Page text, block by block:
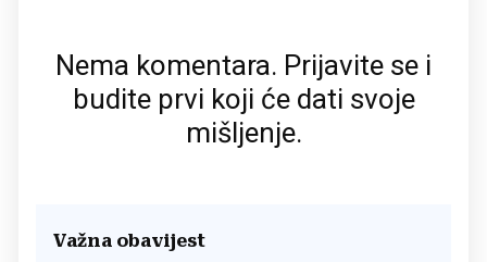
Nema komentara. Prijavite se i
budite prvi koji će dati svoje
mišljenje.
Važna obavijest